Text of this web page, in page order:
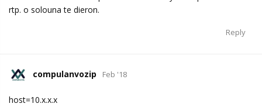
rtp. o solouna te dieron.
Reply
compulanvozip Feb '18
host=10.x.x.x